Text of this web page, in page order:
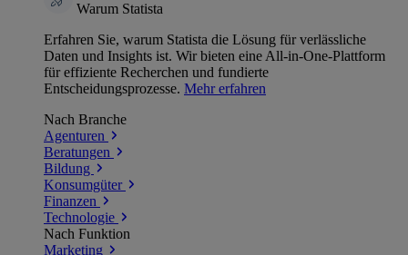
Warum Statista
Erfahren Sie, warum Statista die Lösung für verlässliche
Daten und Insights ist. Wir bieten eine All-in-One-Plattform
für effiziente Recherchen und fundierte
Entscheidungsprozesse. Mehr erfahren
Nach Branche
Agenturen
Beratungen
Bildung
Konsumgüter
Finanzen
Technologie
Nach Funktion
Marketing